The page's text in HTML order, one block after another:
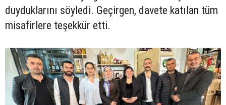
duyduklarını söyledi. Geçirgen, davete katılan tüm
misafirlere teşekkür etti.